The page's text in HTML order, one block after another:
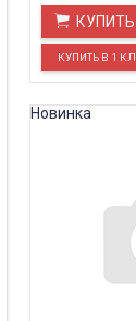
КУПИТЬ
Новинка